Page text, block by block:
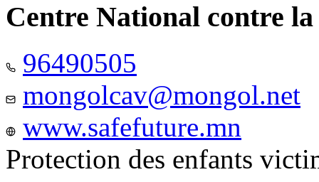
Centre National contre la
96490505
mongolcav@mongol.net
www.safefuture.mn
Protection des enfants